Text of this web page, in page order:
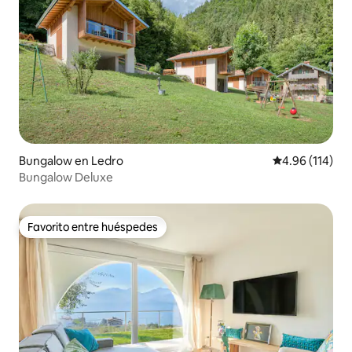
Bungalow en Ledro Calificación
4.96 (114)
Bungalow Deluxe
Favorito entre huéspedes
Favorito entre huéspedes